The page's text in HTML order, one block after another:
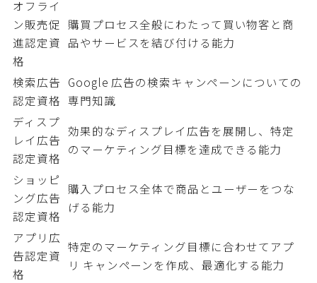
オフライ
ン販売促
進認定資
格
購買プロセス全般にわたって買い物客と商
品やサービスを結び付ける能力
検索広告
認定資格
Google 広告の検索キャンペーンについての
専門知識
ディスプ
レイ広告
認定資格
効果的なディスプレイ広告を展開し、特定
のマーケティング目標を達成できる能力
ショッピ
ング広告
認定資格
購入プロセス全体で商品とユーザーをつな
げる能力
アプリ広
告認定資
格
特定のマーケティング目標に合わせてアプ
リ キャンペーンを作成、最適化する能力